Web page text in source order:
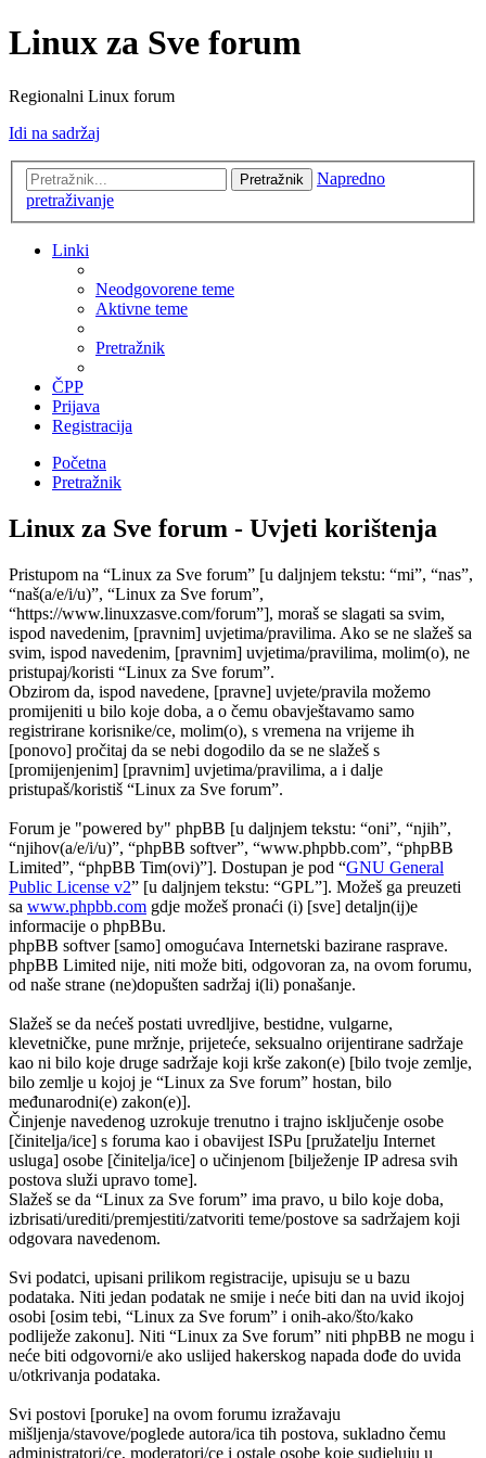
Linux za Sve forum
Regionalni Linux forum
Idi na sadržaj
Pretražnik
Napredno
pretraživanje
Linki
Neodgovorene teme
Aktivne teme
Pretražnik
ČPP
Prijava
Registracija
Početna
Pretražnik
Linux za Sve forum - Uvjeti korištenja
Pristupom na “Linux za Sve forum” [u daljnjem tekstu: “mi”, “nas”,
“naš(a/e/i/u)”, “Linux za Sve forum”,
“https://www.linuxzasve.com/forum”], moraš se slagati sa svim,
ispod navedenim, [pravnim] uvjetima/pravilima. Ako se ne slažeš sa
svim, ispod navedenim, [pravnim] uvjetima/pravilima, molim(o), ne
pristupaj/koristi “Linux za Sve forum”.
Obzirom da, ispod navedene, [pravne] uvjete/pravila možemo
promijeniti u bilo koje doba, a o čemu obavještavamo samo
registrirane korisnike/ce, molim(o), s vremena na vrijeme ih
[ponovo] pročitaj da se nebi dogodilo da se ne slažeš s
[promijenjenim] [pravnim] uvjetima/pravilima, a i dalje
pristupaš/koristiš “Linux za Sve forum”.
Forum je "powered by" phpBB [u daljnjem tekstu: “oni”, “njih”,
“njihov(a/e/i/u)”, “phpBB softver”, “www.phpbb.com”, “phpBB
Limited”, “phpBB Tim(ovi)”]. Dostupan je pod “GNU General
Public License v2” [u daljnjem tekstu: “GPL”]. Možeš ga preuzeti
sa www.phpbb.com gdje možeš pronaći (i) [sve] detaljn(ij)e
informacije o phpBBu.
phpBB softver [samo] omogućava Internetski bazirane rasprave.
phpBB Limited nije, niti može biti, odgovoran za, na ovom forumu,
od naše strane (ne)dopušten sadržaj i(li) ponašanje.
Slažeš se da nećeš postati uvredljive, bestidne, vulgarne,
klevetničke, pune mržnje, prijeteće, seksualno orijentirane sadržaje
kao ni bilo koje druge sadržaje koji krše zakon(e) [bilo tvoje zemlje,
bilo zemlje u kojoj je “Linux za Sve forum” hostan, bilo
međunarodni(e) zakon(e)].
Činjenje navedenog uzrokuje trenutno i trajno isključenje osobe
[činitelja/ice] s foruma kao i obavijest ISPu [pružatelju Internet
usluga] osobe [činitelja/ice] o učinjenom [bilježenje IP adresa svih
postova služi upravo tome].
Slažeš se da “Linux za Sve forum” ima pravo, u bilo koje doba,
izbrisati/urediti/premjestiti/zatvoriti teme/postove sa sadržajem koji
odgovara navedenom.
Svi podatci, upisani prilikom registracije, upisuju se u bazu
podataka. Niti jedan podatak ne smije i neće biti dan na uvid ikojoj
osobi [osim tebi, “Linux za Sve forum” i onih-ako/što/kako
podliježe zakonu]. Niti “Linux za Sve forum” niti phpBB ne mogu i
neće biti odgovorni/e ako uslijed hakerskog napada dođe do uvida
u/otkrivanja podataka.
Svi postovi [poruke] na ovom forumu izražavaju
mišljenja/stavove/poglede autora/ica tih postova, sukladno čemu
administratori/ce, moderatori/ce i ostale osobe koje sudjeluju u